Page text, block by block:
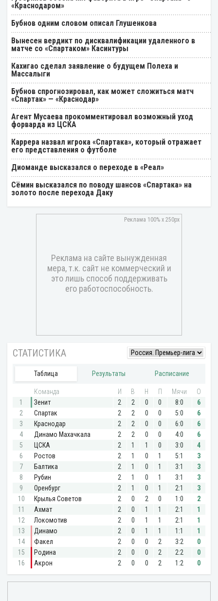
«Краснодаром»
Бубнов одним словом описал Глушенкова
Вынесен вердикт по дисквалификации удаленного в
матче со «Спартаком» Касинтуры
Кахигао сделал заявление о будущем Полеха и
Массалыги
Бубнов спрогнозировал, как может сложиться матч
«Спартак» — «Краснодар»
Агент Мусаева прокомментировал возможный уход
форварда из ЦСКА
Каррера назвал игрока «Спартака», который отражает
его представления о футболе
Диоманде высказался о переходе в «Реал»
Cёмин высказался по поводу шансов «Спартака» на
золото после перехода Даку